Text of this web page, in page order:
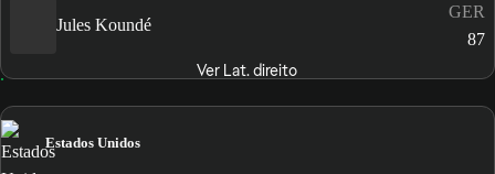
Jules Koundé
GER
87
Ver Lat. direito
Estados Unidos